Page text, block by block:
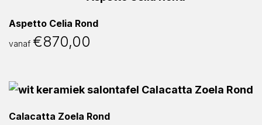
Aspetto Celia Rond
vanaf €870,00
Calacatta Zoela Rond